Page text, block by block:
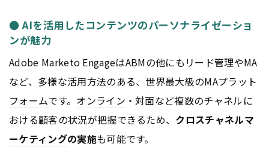
● AIを活用したコンテンツのパーソナライゼーショ
ンが魅力
Adobe Marketo EngageはABMの他にもリード管理やMA
など、多様な活用方法のある、世界最大級のMAプラット
フォームです。 オンライン ・対面など複数のチャネルに
おける顧客の状況が把握できるため、 クロスチャネルマ
ーケティングの実施も可能です。